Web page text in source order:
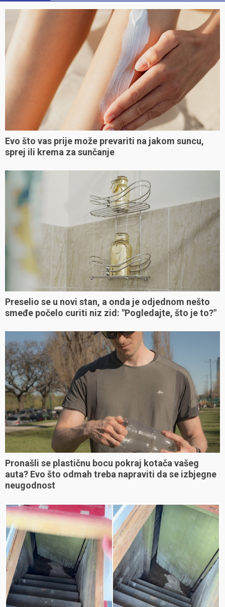
Evo što vas prije može prevariti na jakom suncu,
sprej ili krema za sunčanje
Preselio se u novi stan, a onda je odjednom nešto
smeđe počelo curiti niz zid: "Pogledajte, što je to?"
Pronašli se plastičnu bocu pokraj kotača vašeg
auta? Evo što odmah treba napraviti da se izbjegne
neugodnost